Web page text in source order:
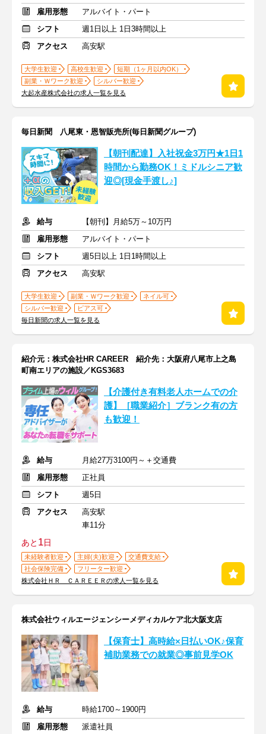
雇用形態
アルバイト・パート
シフト
週1日以上 1日3時間以上
アクセス
高安駅
大学生歓迎 高校生歓迎
短期（1ヶ月以内OK）
副業・Ｗワーク歓迎
シルバー歓迎
大起水産株式会社の求人一覧を見る
毎日新聞 八尾東・恩智販売所(毎日新聞グループ)
【朝刊配達】入社祝金3万円★1日1
時間から勤務OK！ミドルシニア歓
迎◎[現金手渡し♪]
給与
【朝刊】月給5万～10万円
雇用形態
アルバイト・パート
シフト
週5日以上 1日1時間以上
アクセス
高安駅
大学生歓迎 副業・Ｗワーク歓迎
ネイル可
シルバー歓迎
ピアス可
毎日新聞の求人一覧を見る
紹介元：株式会社HR CAREER 紹介先：大阪府八尾市上之島
町南エリアの施設／KGS3683
【介護付き有料老人ホームでの介
護】［職業紹介］ブランク有の方
も歓迎！
給与
月給27万3100円～＋交通費
雇用形態
正社員
シフト
週5日
アクセス
高安駅
車11分
あと 1日
未経験者歓迎 主婦(夫)歓迎
交通費支給
社会保険完備
フリーター歓迎
株式会社ＨＲ ＣＡＲＥＥＲの求人一覧を見る
株式会社ウィルエージェンシーメディカルケア北大阪支店
【保育士】高時給×日払いOK♪保育
補助業務での就業◎事前見学OK
給与
時給1700～1900円
雇用形態
派遣社員